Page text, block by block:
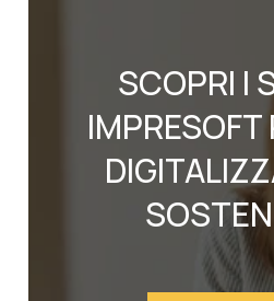
SCOPRI I
IMPRESOFT